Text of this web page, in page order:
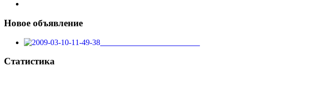
Новое объявление
Статистика